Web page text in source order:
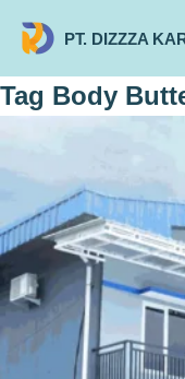
PT. DIZZZA
Tag Body